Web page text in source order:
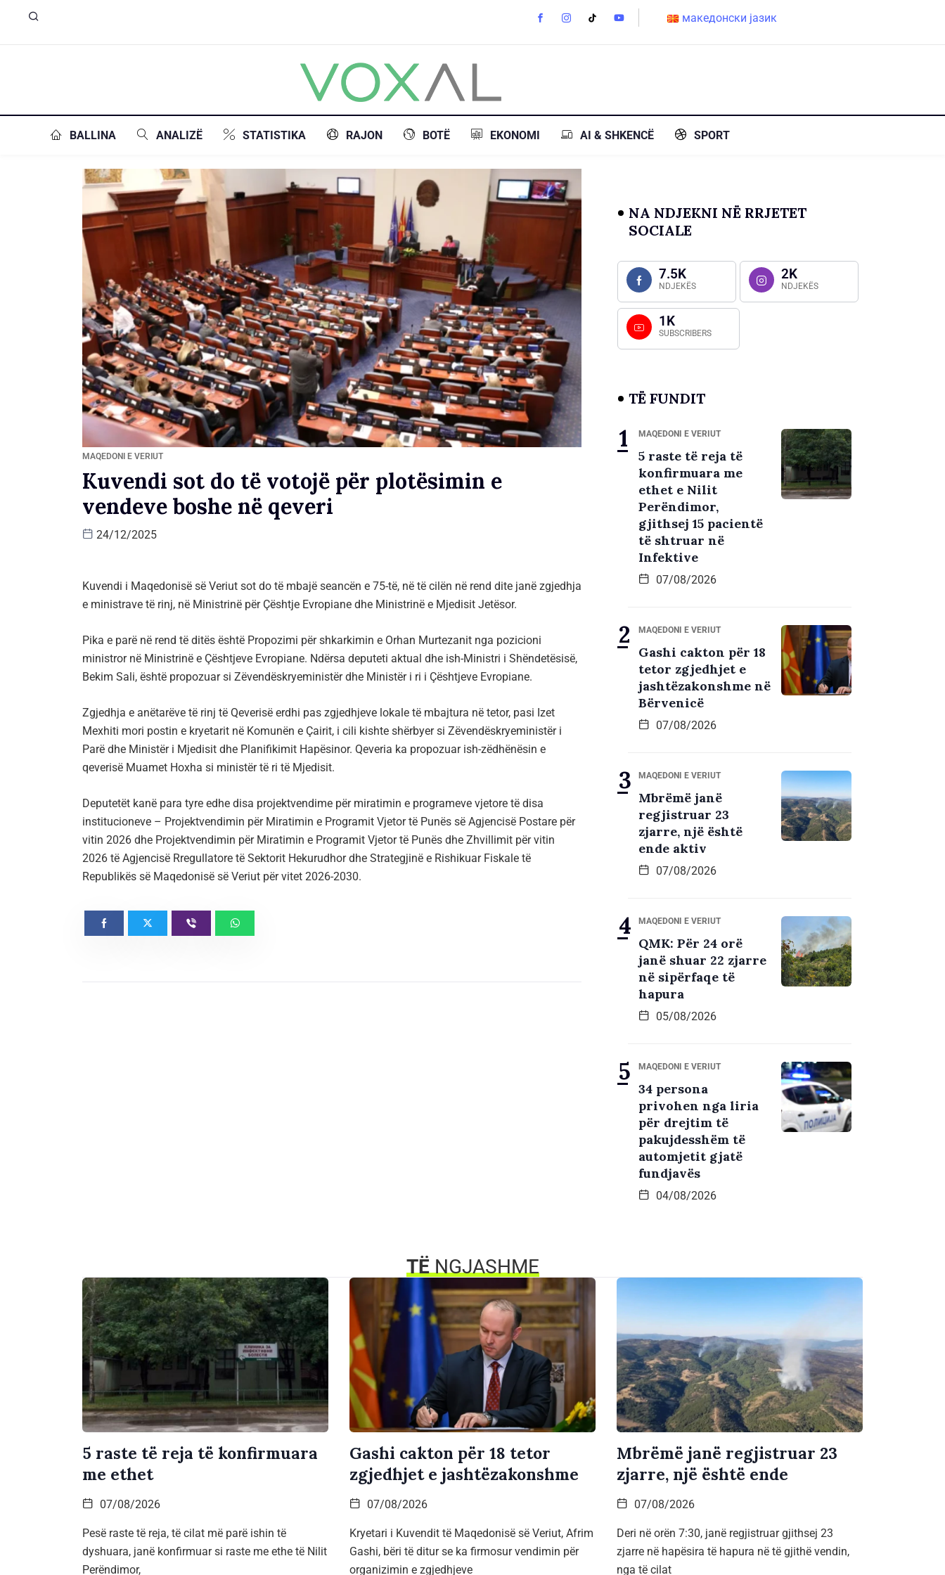
македонски јазик
BALLINA ANALIZË STATISTIKA RAJON BOTË EKONOMI AI & SHKENCË SPORT
MAQEDONI E VERIUT
Kuvendi sot do të votojë për plotësimin e
vendeve boshe në qeveri
24/12/2025
Kuvendi i Maqedonisë së Veriut sot do të mbajë seancën e 75-të, në të cilën në rend dite janë zgjedhja
e ministrave të rinj, në Ministrinë për Çështje Evropiane dhe Ministrinë e Mjedisit Jetësor.
Pika e parë në rend të ditës është Propozimi për shkarkimin e Orhan Murtezanit nga pozicioni
ministror në Ministrinë e Çështjeve Evropiane. Ndërsa deputeti aktual dhe ish-Ministri i Shëndetësisë,
Bekim Sali, është propozuar si Zëvendëskryeministër dhe Ministër i ri i Çështjeve Evropiane.
Zgjedhja e anëtarëve të rinj të Qeverisë erdhi pas zgjedhjeve lokale të mbajtura në tetor, pasi Izet
Mexhiti mori postin e kryetarit në Komunën e Çairit, i cili kishte shërbyer si Zëvendëskryeministër i
Parë dhe Ministër i Mjedisit dhe Planifikimit Hapësinor. Qeveria ka propozuar ish-zëdhënësin e
qeverisë Muamet Hoxha si ministër të ri të Mjedisit.
Deputetët kanë para tyre edhe disa projektvendime për miratimin e programeve vjetore të disa
institucioneve – Projektvendimin për Miratimin e Programit Vjetor të Punës së Agjencisë Postare për
vitin 2026 dhe Projektvendimin për Miratimin e Programit Vjetor të Punës dhe Zhvillimit për vitin
2026 të Agjencisë Rregullatore të Sektorit Hekurudhor dhe Strategjinë e Rishikuar Fiskale të
Republikës së Maqedonisë së Veriut për vitet 2026-2030.
NA NDJEKNI NË RRJETET
SOCIALE
7.5K
NDJEKËS
2K
NDJEKËS
1K
SUBSCRIBERS
TË FUNDIT
MAQEDONI E VERIUT
5 raste të reja të
konfirmuara me
ethet e Nilit
Perëndimor,
gjithsej 15 pacientë
të shtruar në
Infektive
07/08/2026
MAQEDONI E VERIUT
Gashi cakton për 18
tetor zgjedhjet e
jashtëzakonshme në
Bërvenicë
07/08/2026
MAQEDONI E VERIUT
Mbrëmë janë
regjistruar 23
zjarre, një është
ende aktiv
07/08/2026
MAQEDONI E VERIUT
QMK: Për 24 orë
janë shuar 22 zjarre
në sipërfaqe të
hapura
05/08/2026
MAQEDONI E VERIUT
34 persona
privohen nga liria
për drejtim të
pakujdesshëm të
automjetit gjatë
fundjavës
04/08/2026
TËNGJASHME
5 raste të reja të konfirmuara
me ethet
07/08/2026
Pesë raste të reja, të cilat më parë ishin të
dyshuara, janë konfirmuar si raste me ethe të Nilit
Perëndimor,
Gashi cakton për 18 tetor
zgjedhjet e jashtëzakonshme
07/08/2026
Kryetari i Kuvendit të Maqedonisë së Veriut, Afrim
Gashi, bëri të ditur se ka firmosur vendimin për
organizimin e zgjedhjeve
Mbrëmë janë regjistruar 23
zjarre, një është ende
07/08/2026
Deri në orën 7:30, janë regjistruar gjithsej 23
zjarre në hapësira të hapura në të gjithë vendin,
nga të cilat